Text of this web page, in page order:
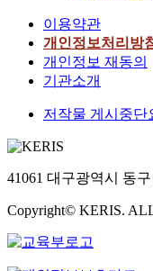
이용약관
개인정보처리방
개인정보 재동의
기관소개
저작물 게시중단
41061 대구광역시 동
Copyright© KERIS.